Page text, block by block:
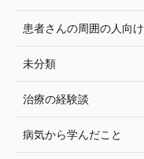
患者さんの周囲の人向け
未分類
治療の経験談
病気から学んだこと